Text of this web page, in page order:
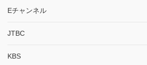
Eチャンネル
JTBC
KBS